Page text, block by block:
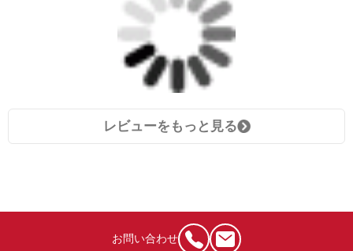
レビューをもっと見る
お問い合わせ